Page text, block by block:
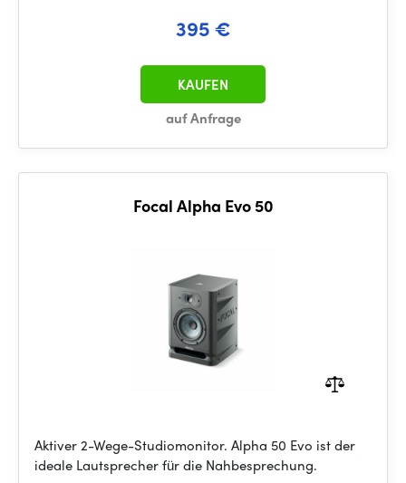
395 €
auf Anfrage
KAUFEN
Focal Alpha Evo 50
Aktiver 2-Wege-Studiomonitor. Alpha 50 Evo ist der
ideale Lautsprecher für die Nahbesprechung.